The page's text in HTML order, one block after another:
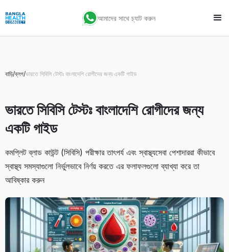
আমাদের সাথে চ্যাট করুন
বাড়ি/ব্লগ/ভারতে সিবিসি টেস্টঃ বাংলাদেশি রোগীদের জন্য একটি গাইড
ভারতে সিবিসি টেস্টঃ বাংলাদেশি রোগীদের জন্য
একটি গাইড
কমপ্লিট ব্লাড কাউন্ট (সিবিসি) পরীক্ষার তাৎপর্য এবং স্বাস্থ্যসেবা পেশাদাররা কীভাবে
স্বাস্থ্য সমস্যাগুলো নির্ভুলভাবে নির্ণয় করতে এর ফলাফলগুলো ব্যাখ্যা করে তা
আবিষ্কার করুন